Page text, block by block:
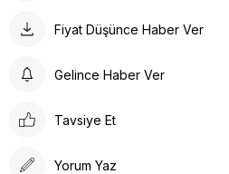
Fiyat Düşünce Haber Ver
Gelince Haber Ver
Tavsiye Et
Yorum Yaz